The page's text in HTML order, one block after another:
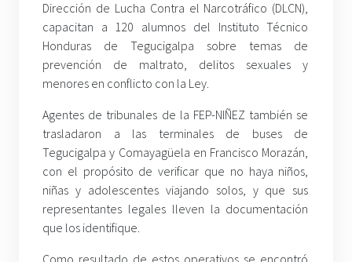
Dirección de Lucha Contra el Narcotráfico (DLCN),
capacitan a 120 alumnos del Instituto Técnico
Honduras de Tegucigalpa sobre temas de
prevención de maltrato, delitos sexuales y
menores en conflicto con la Ley.
Agentes de tribunales de la FEP-NIÑEZ también se
trasladaron a las terminales de buses de
Tegucigalpa y Comayagüela en Francisco Morazán,
con el propósito de verificar que no haya niños,
niñas y adolescentes viajando solos, y que sus
representantes legales lleven la documentación
que los identifique.